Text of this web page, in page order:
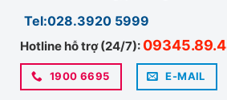
Tel:028.3920 5999
Hotline hỗ trợ (24/7):
1900 6695 E-MAIL